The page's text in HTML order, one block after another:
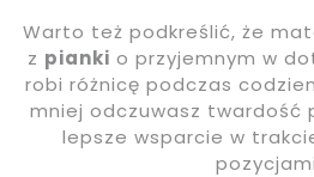
Warto też podkreślić, że
z pianki o przyjemnym w
robi różnicę podczas
mniej odczuwasz twardość
lepsze wsparcie w